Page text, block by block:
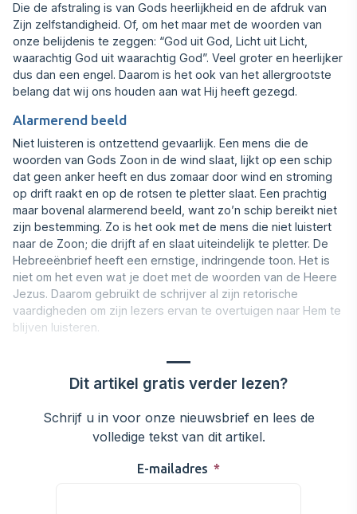
Die de afstra‍ling is van Gods heerlijkheid en de afdruk van
Zijn zelfstandigheid. Of, om het maar met de woorden van
onze belijdenis te zeggen: “God uit God, Licht uit Licht,
waarachtig God uit waarachtig God”. Veel groter en heerlijker
dus dan een engel. Daarom is het ook van het allergrootste
belang dat wij ons houden aan wat Hij heeft gezegd.
Alarmerend beeld
Niet luisteren is ontzettend gevaarlijk. Een mens die de
woorden van Gods Zoon in de wind slaat, lijkt op een schip
dat geen anker heeft en dus zo‍maar door wind en stroming
op drift raakt en op de rotsen te pletter slaat. Een prachtig
maar bovenal alarmerend beeld, want zo’n schip bereikt niet
zijn bestemming. Zo is het ook met de mens die niet luistert
naar de Zoon; die drijft af en slaat uiteinde‍lijk te pletter. De
Hebreeënbrief heeft een ernstige, indringende toon. Het is
niet om het even wat je doet met de woorden van de Heere
Jezus. Daarom gebruikt de schrijver al zijn retorische
vaardighe‍den om zijn lezers ervan te overtuigen naar Hem te
blijven luisteren.
Dit artikel gratis verder lezen?
Schrijf u in voor onze nieuwsbrief en lees de
volledige tekst van dit artikel.
E-mailadres *